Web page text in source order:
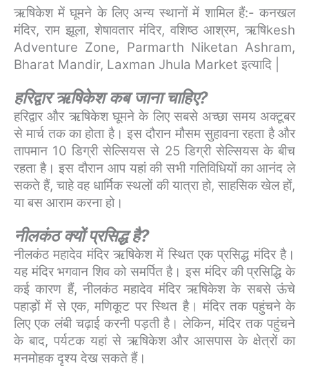
ऋषिकेश में घूमने के लिए अन्य स्थानों में शामिल हैं:- कनखल
मंदिर, राम झूला, शेषावतार मंदिर, वशिष्ठ आश्रम, ऋषिkesh
Adventure Zone, Parmarth Niketan Ashram,
Bharat Mandir, Laxman Jhula Market इत्यादि |
हरिद्वार ऋषिकेश कब जाना चाहिए?
हरिद्वार और ऋषिकेश घूमने के लिए सबसे अच्छा समय अक्टूबर
से मार्च तक का होता है। इस दौरान मौसम सुहावना रहता है और
तापमान 10 डिग्री सेल्सियस से 25 डिग्री सेल्सियस के बीच
रहता है। इस दौरान आप यहां की सभी गतिविधियों का आनंद ले
सकते हैं, चाहे वह धार्मिक स्थलों की यात्रा हो, साहसिक खेल हों,
या बस आराम करना हो।
नीलकंठ क्यों प्रसिद्ध है?
नीलकंठ महादेव मंदिर ऋषिकेश में स्थित एक प्रसिद्ध मंदिर है।
यह मंदिर भगवान शिव को समर्पित है। इस मंदिर की प्रसिद्धि के
कई कारण हैं, नीलकंठ महादेव मंदिर ऋषिकेश के सबसे ऊंचे
पहाड़ों में से एक, मणिकूट पर स्थित है। मंदिर तक पहुंचने के
लिए एक लंबी चढ़ाई करनी पड़ती है। लेकिन, मंदिर तक पहुंचने
के बाद, पर्यटक यहां से ऋषिकेश और आसपास के क्षेत्रों का
मनमोहक दृश्य देख सकते हैं।